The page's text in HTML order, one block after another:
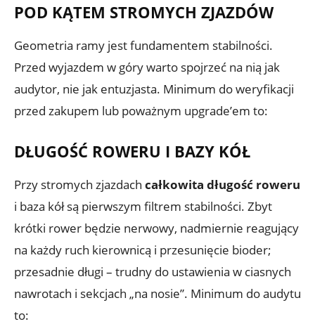
POD KĄTEM STROMYCH ZJAZDÓW
Geometria ramy jest fundamentem stabilności.
Przed wyjazdem w góry warto spojrzeć na nią jak
audytor, nie jak entuzjasta. Minimum do weryfikacji
przed zakupem lub poważnym upgrade’em to:
DŁUGOŚĆ ROWERU I BAZY KÓŁ
Przy stromych zjazdach całkowita długość roweru
i baza kół są pierwszym filtrem stabilności. Zbyt
krótki rower będzie nerwowy, nadmiernie reagujący
na każdy ruch kierownicą i przesunięcie bioder;
przesadnie długi – trudny do ustawienia w ciasnych
nawrotach i sekcjach „na nosie”. Minimum do audytu
to: